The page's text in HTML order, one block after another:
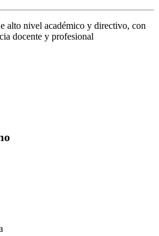
alto nivel académico y directivo, con
docente y profesional